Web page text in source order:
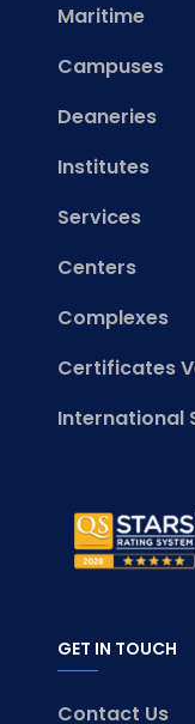
Maritime
Campuses
Deaneries
Institutes
Services
Centers
Complexes
Certificates
International
GET IN TOUCH
Contact Us